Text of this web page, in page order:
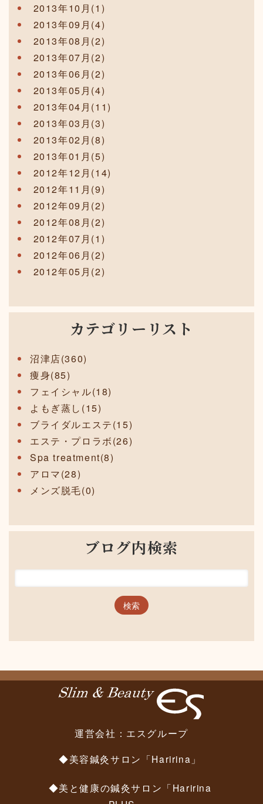
2013年10月(1)
2013年09月(4)
2013年08月(2)
2013年07月(2)
2013年06月(2)
2013年05月(4)
2013年04月(11)
2013年03月(3)
2013年02月(8)
2013年01月(5)
2012年12月(14)
2012年11月(9)
2012年09月(2)
2012年08月(2)
2012年07月(1)
2012年06月(2)
2012年05月(2)
カテゴリーリスト
沼津店(360)
痩身(85)
フェイシャル(18)
よもぎ蒸し(15)
ブライダルエステ(15)
エステ・プロラボ(26)
Spa treatment(8)
アロマ(28)
メンズ脱毛(0)
ブログ内検索
運営会社： エスグループ
◆美容鍼灸サロン「Haririna」
◆美と健康の鍼灸サロン「Haririna